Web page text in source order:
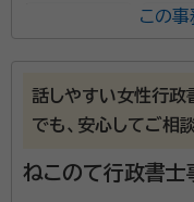
オン
昭和56年7月6日生
この
話しやすい女性行政
でも、安心してご相
ねこのて行政書士